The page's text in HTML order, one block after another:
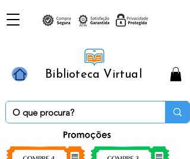
Biblioteca Virtual